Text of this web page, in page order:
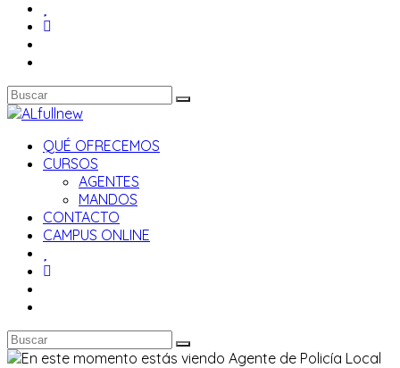
QUÉ OFRECEMOS
CURSOS
AGENTES
MANDOS
CONTACTO
CAMPUS ONLINE